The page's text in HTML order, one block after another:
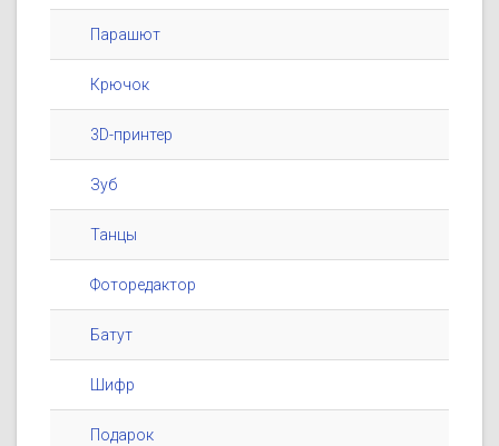
Парашют
Крючок
3D-принтер
Зуб
Танцы
Фоторедактор
Батут
Шифр
Подарок